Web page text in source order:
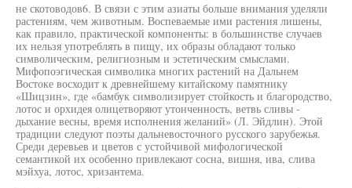
не скотоводов6. В связи с этим азиаты больше внимания уделяли
растениям, чем животным. Воспеваемые ими растения лишены,
как правило, практической компоненты: в большинстве случаев
их нельзя употреблять в пищу, их образы обладают только
символическим, религиозным и эстетическим смыслами.
Мифопоэгическая символика многих растений на Дальнем
Востоке восходит к древнейшему китайскому памятнику
«Шицзин», где «бамбук символизирует стойкость и благородство,
лотос и орхидея олицетворяют утонченность, ветвь сливы -
дыхание весны, время исполнения желаний» (Л. Эйдлин). Этой
традиции следуют поэты дальневосточного русского зарубежья.
Среди деревьев и цветов с устойчивой мифологической
семантикой их особенно привлекают сосна, вишня, ива, слива
мэйхуа, лотос, хризантема.